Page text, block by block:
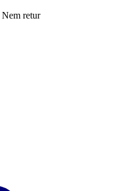
Nem retur